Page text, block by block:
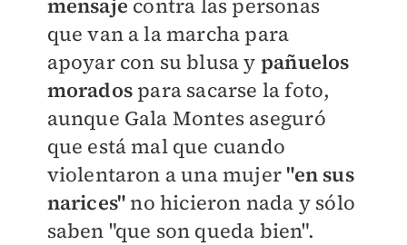
que van a la marcha para
apoyar con su blusa y pañuelos
moradospara sacarse la foto,
aunque Gala Montes aseguró
que está mal que cuando
violentaron a una mujer"en sus
narices"no hicieron nada y sólo
saben "que son queda bien".